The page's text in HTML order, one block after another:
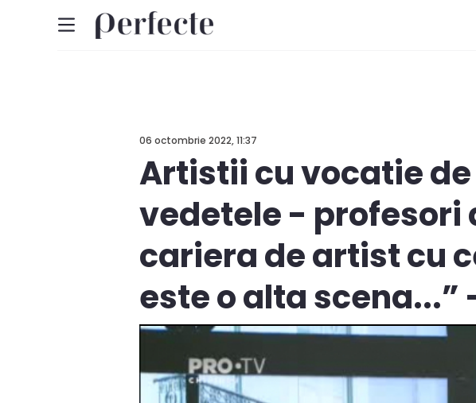
06 octombrie 2022, 11:37
Artistii cu vocatie
vedetele - profesori
cariera de artist cu
este o alta scena...”